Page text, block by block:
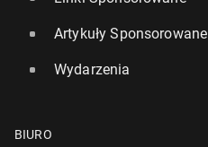
Artykuły Sponsorowane
Wydarzenia
BIURO